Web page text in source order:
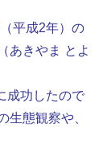
平成2年）の
あきやま とよ
成功したので
生態観察や、